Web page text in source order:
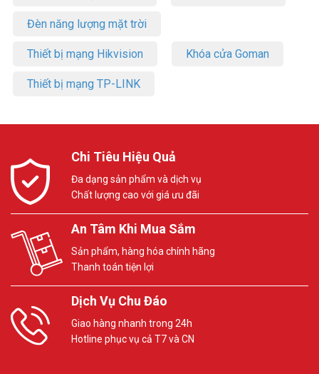
Đèn năng lượng mặt trời
Thiết bị mạng Hikvision Khóa cửa Goman
Thiết bị mạng TP-LINK
Chi Tiêu Hiệu Quả
Đa dạng sản phẩm và dịch vụ
Chất lượng cao với giá ưu đãi
An Tâm Khi Mua Sắm
Sản phẩm, hàng hóa chính hãng
Thanh toán tiện lợi
Dịch Vụ Chu Đáo
Giao hàng nhanh trong 24h
Hotline phục vụ cả T7 và CN